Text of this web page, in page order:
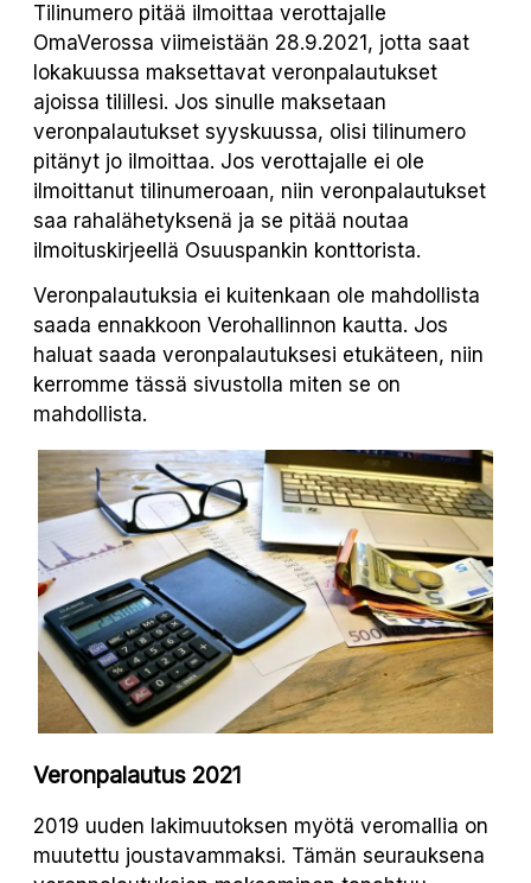
Tilinumero pitää ilmoittaa verottajalle
OmaVerossa viimeistään 28.9.2021, jotta saat
lokakuussa maksettavat veronpalautukset
ajoissa tilillesi. Jos sinulle maksetaan
veronpalautukset syyskuussa, olisi tilinumero
pitänyt jo ilmoittaa. Jos verottajalle ei ole
ilmoittanut tilinumeroaan, niin veronpalautukset
saa rahalähetyksenä ja se pitää noutaa
ilmoituskirjeellä Osuuspankin konttorista.
Veronpalautuksia ei kuitenkaan ole mahdollista
saada ennakkoon Verohallinnon kautta. Jos
haluat saada veronpalautuksesi etukäteen, niin
kerromme tässä sivustolla miten se on
mahdollista.
Veronpalautus 2021
2019 uuden lakimuutoksen myötä veromallia on
muutettu joustavammaksi. Tämän seurauksena